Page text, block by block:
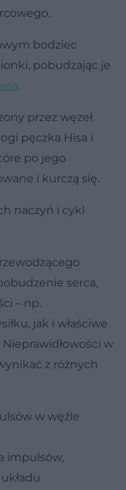
bodziec
pobudzając je
.
przez węzeł
pęczka Hisa i
po jego
i kurczą się.
naczyń i cykl
serca,
– np.
jak i właściwe
w
z różnych
w węźle
impulsów,